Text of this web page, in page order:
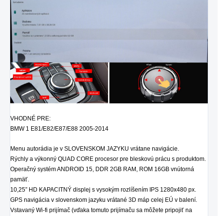
VHODNÉ PRE:
BMW 1 E81/E82/E87/E88 2005-2014
Menu autorádia je v SLOVENSKOM JAZYKU vrátane navigácie.
Rýchly a výkonný QUAD CORE procesor pre bleskovú prácu s produktom.
Operačný systém ANDROID 15, DDR 2GB RAM, ROM 16GB vnútorná
pamäť.
10,25” HD KAPACITNÝ displej s vysokým rozlíšením IPS 1280x480 px.
GPS navigácia v slovenskom jazyku vrátané 3D máp celej EÚ v balení.
Vstavaný Wi-fi prijímač (vďaka tomuto prijímaču sa môžete pripojiť na